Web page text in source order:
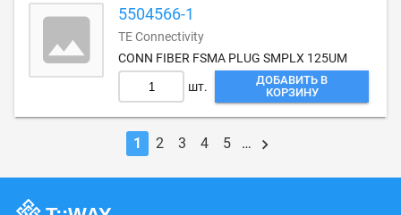
5504566-1
TE Connectivity
CONN FIBER FSMA PLUG SMPLX 125UM
шт.
ДОБАВИТЬ В
КОРЗИНУ
1 2 3 4 5 …